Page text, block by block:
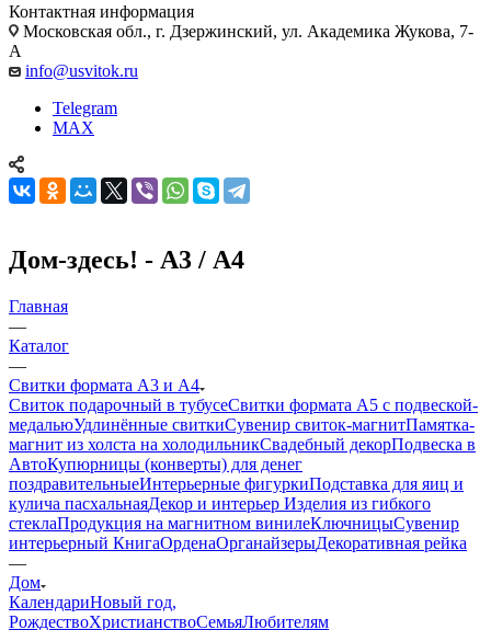
Контактная информация
Московская обл., г. Дзержинский, ул. Академика Жукова, 7-
А
info@usvitok.ru
Telegram
MAX
Дом-здесь! - А3 / А4
Главная
—
Каталог
—
Свитки формата А3 и А4
Свиток подарочный в тубусеСвитки формата А5 с подвеской-
медальюУдлинённые свиткиСувенир свиток-магнитПамятка-
магнит из холста на холодильникСвадебный декорПодвеска в
АвтоКупюрницы (конверты) для денег
поздравительныеИнтерьерные фигуркиПодставка для яиц и
кулича пасхальнаяДекор и интерьер Изделия из гибкого
стеклаПродукция на магнитном винилеКлючницыСувенир
интерьерный КнигаОрденаОрганайзерыДекоративная рейка
—
Дом
КалендариНовый год,
РождествоХристианствоСемьяЛюбителям